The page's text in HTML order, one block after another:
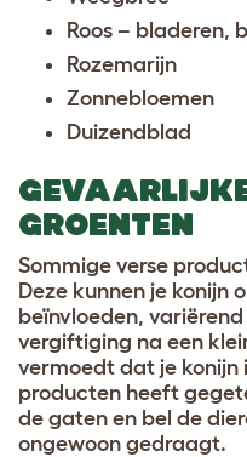
Roos – bladeren,
Rozemarijn
Zonnebloemen
Duizendblad
GROENTEN
Sommige verse
Deze kunnen je konijn
beïnvloeden,
vergiftiging na een
vermoedt dat je konijn
producten heeft
de gaten en bel de
ongewoon gedraagt.